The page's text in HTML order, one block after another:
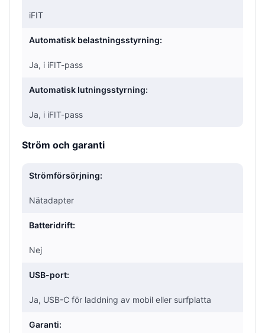
iFIT
Automatisk belastningsstyrning:
Ja, i iFIT-pass
Automatisk lutningsstyrning:
Ja, i iFIT-pass
Ström och garanti
Strömförsörjning:
Nätadapter
Batteridrift:
Nej
USB-port:
Ja, USB-C för laddning av mobil eller surfplatta
Garanti: